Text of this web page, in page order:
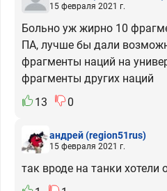
15 февраля 2021 г.
Больно уж жирно 10
ПА, лучше бы дали
фрагменты наций на
фрагменты других наций
13
0
андрей(region51rus)
15 февраля 2021 г.
так вроде на танки хотели